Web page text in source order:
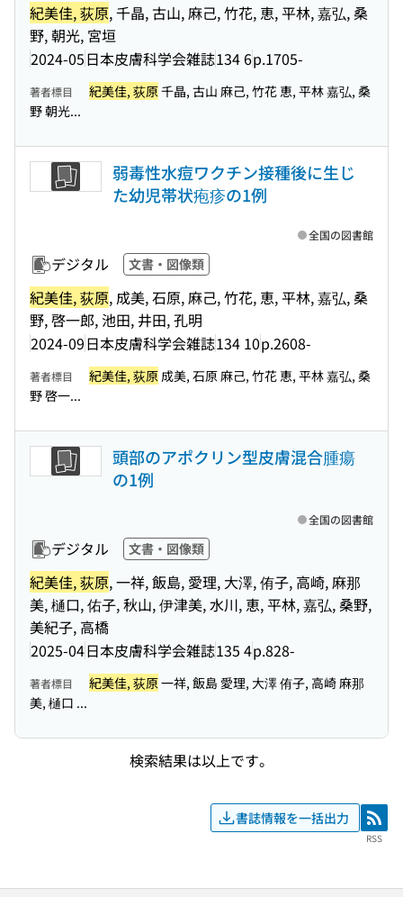
紀美佳, 荻原, 千晶, 古山, 麻己, 竹花, 恵, 平林, 嘉弘, 桑
野, 朝光, 宮垣
2024-05日本皮膚科学会雑誌134 6p.1705-
著者標目 紀美佳, 荻原千晶, 古山 麻己, 竹花 恵, 平林 嘉弘, 桑
野 朝光...
弱毒性水痘ワクチン接種後に生じ
た幼児帯状疱疹の1例
デジタル 文書・図像類
紀美佳, 荻原, 成美, 石原, 麻己, 竹花, 恵, 平林, 嘉弘, 桑
野, 啓一郎, 池田, 井田, 孔明
2024-09日本皮膚科学会雑誌134 10p.2608-
全国の図書館
著者標目 紀美佳, 荻原 成美, 石原 麻己, 竹花 恵, 平林 嘉弘, 桑
野 啓一...
頭部のアポクリン型皮膚混合腫瘍
の1例
デジタル 文書・図像類
紀美佳, 荻原, 一祥, 飯島, 愛理, 大澤, 侑子, 高崎, 麻那
美, 樋口, 佑子, 秋山, 伊津美, 水川, 恵, 平林, 嘉弘, 桑野,
美紀子, 高橋
2025-04日本皮膚科学会雑誌135 4p.828-
全国の図書館
著者標目 紀美佳, 荻原一祥, 飯島 愛理, 大澤 侑子, 高崎 麻那
美, 樋口 ...
検索結果は以上です。
書誌情報を一括出力 RSS
RSS